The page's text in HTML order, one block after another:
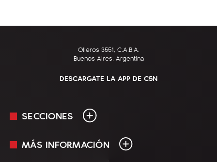
Olleros 3551, C.A.B.A.
Buenos Aires, Argentina
DESCARGATE LA APP DE C5N
SECCIONES
En Vivo
MÁS INFORMACIÓN